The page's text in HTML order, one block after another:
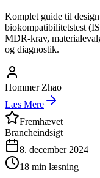
Komplet guide til
biokompatibilitetstest
MDR-krav,
og diagnostik.
Hommer Zhao
Læs Mere
Fremhævet
Brancheindsigt
8. december 2024
18 min læsning